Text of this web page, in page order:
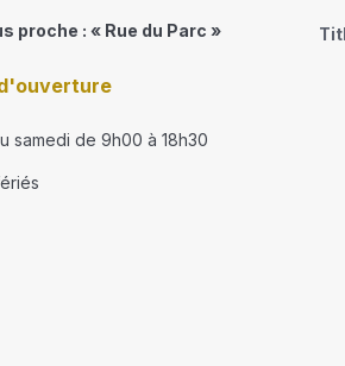
proche : « Rue du Parc »
samedi de 9h00 à 18h30